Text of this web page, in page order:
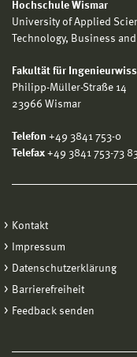
Hochschule Wismar
University of Applied
Technology, Business
Fakultät für
Philipp-Müller-Straße 14
23966 Wismar
Telefon +49 3841 753-0
Telefax +49 3841 753-73
Kontakt
Impressum
Datenschutzerklärung
Barrierefreiheit
Feedback senden